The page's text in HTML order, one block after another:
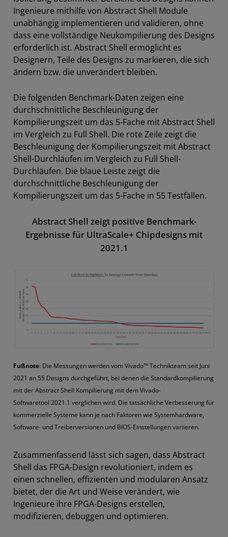
Ingenieure mithilfe von Abstract Shell Module
unabhängig implementieren und validieren, ohne
dass eine vollständige Neukompilierung des Designs
erforderlich ist. Abstract Shell ermöglicht es
Designern, Teile des Designs zu markieren, die sich
ändern bzw. die unverändert bleiben.
Die folgenden Benchmark-Daten zeigen eine
durchschnittliche Beschleunigung der
Kompilierungszeit um das 5-Fache mit Abstract Shell
im Vergleich zu Full Shell. Die rote Zeile zeigt die
Beschleunigung der Kompilierungszeit mit Abstract
Shell-Durchläufen im Vergleich zu Full Shell-
Durchläufen. Die blaue Leiste zeigt die
durchschnittliche Beschleunigung der
Kompilierungszeit um das 5-Fache in 55 Testfällen.
Abstract Shell zeigt positive Benchmark-
Ergebnisse für UltraScale+ Chipdesigns mit
2021.1
Fußnote: Die Messungen werden vom Vivado™ Technikteam seit Juni
2021 an 55 Designs durchgeführt, bei denen die Standardkompilierung
mit der Abstract Shell Kompilierung mit dem Vivado-
Softwaretool 2021.1 verglichen wird. Die tatsächliche Verbesserung für
kommerzielle Systeme kann je nach Faktoren wie Systemhardware,
Software- und Treiberversionen und BIOS-Einstellungen variieren.
Zusammenfassend lässt sich sagen, dass Abstract
Shell das FPGA-Design revolutioniert, indem es
einen schnellen, effizienten und modularen Ansatz
bietet, der die Art und Weise verändert, wie
Ingenieure ihre FPGA-Designs erstellen,
modifizieren, debuggen und optimieren.